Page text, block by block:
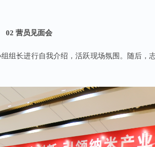
02 营员见面会
组长进行自我介绍，活跃现场氛围。随后，